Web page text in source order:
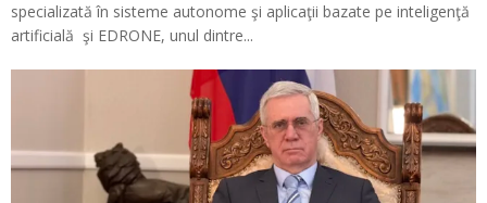
specializată în sisteme autonome şi aplicaţii bazate pe inteligenţă
artificială şi EDRONE, unul dintre...